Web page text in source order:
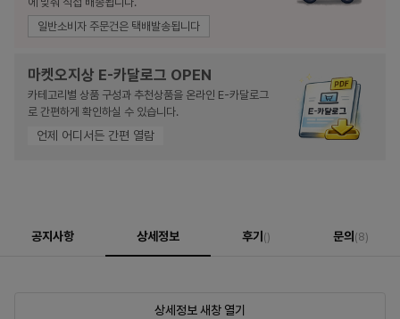
일반소비자 주문건은 택배발송됩니다
마켓오지상 E-카달로그 OPEN
카테고리별 상품 구성과 추천상품을 온라인 E-카달로그
로 간편하게 확인하실 수 있습니다.
언제 어디서든 간편 열람
공지사항 상세정보 후기 () 문의 (8)
상세정보 새창 열기